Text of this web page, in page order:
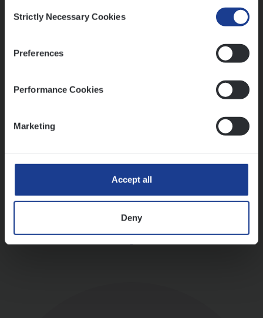
Selection
Strictly Necessary Cookies
Preferences
Performance Cookies
Marketing
Accept all
Deny
Vorige Volgende
Mathias houdt van diepgaande dossiers én droge
Thalia zoekt graag oplossingen, in games én op het
Ons sollicitatieproces